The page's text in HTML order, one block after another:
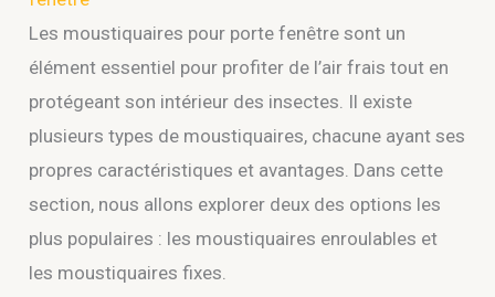
Les moustiquaires pour porte fenêtre sont un
élément essentiel pour profiter de l’air frais tout en
protégeant son intérieur des insectes. Il existe
plusieurs types de moustiquaires, chacune ayant ses
propres caractéristiques et avantages. Dans cette
section, nous allons explorer deux des options les
plus populaires : les moustiquaires enroulables et
les moustiquaires fixes.